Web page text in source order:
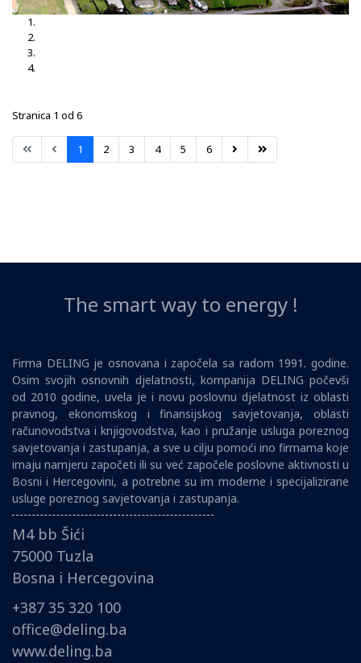
Stranica 1 od 6
1 2 3 4 5 6
The smart way to energy !
Firma DELING je osnovana i započela sa radom 1991. godine.
Osim svojih osnovnih djelatnosti, kompanija DELING počevši
od 2010 godine, uvela je i novu poslovnu djelatnost iz oblasti
pravnog, ekonomskog i finansijskog savjetovanja, oblasti
računovodstva i knjigovodstva, kao i pružanje usluga poreznog
savjetovanja i zastupanja, a sve u cilju pomoći ino firmama koje
imaju namjeru započeti ili su već započele poslovne aktivnosti u
Bosni i Hercegovini, a potrebne su im moderne i specijalizirane
usluge poreznog savjetovanja i zastupanja.
M4 bb Šići
75000 Tuzla
Bosna i Hercegovina
+387 35 320 100
office@deling.ba
www.deling.ba